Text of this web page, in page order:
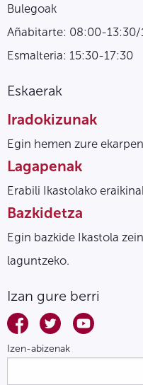
Bulegoak
Añabitarte: 08:00-
Esmalteria: 15:30-17:30
Eskaerak
Iradokizunak
Egin hemen zure
Lagapenak
Erabili Ikastolako
Bazkidetza
Egin bazkide Ikastola
laguntzeko.
Izan gure berri
Izen-abizenak